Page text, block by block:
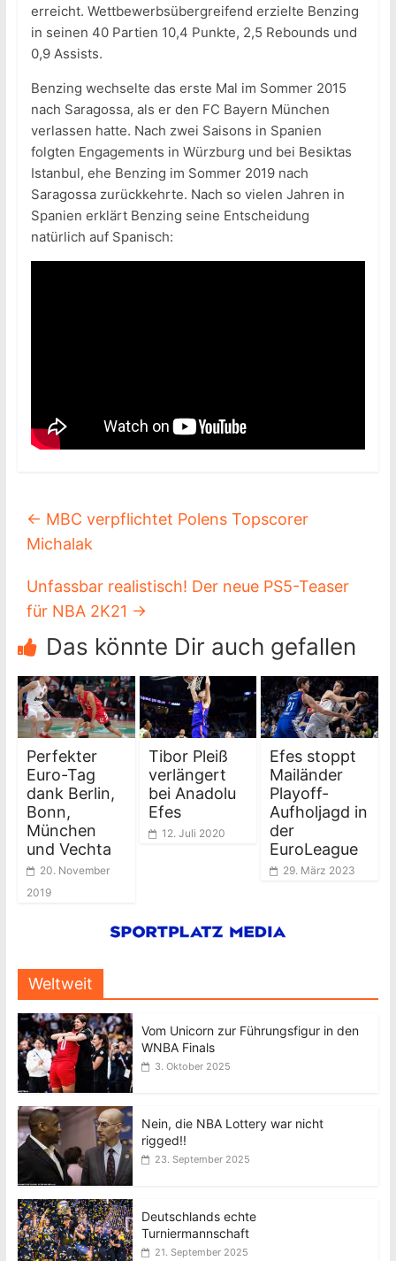
erreicht. Wettbewerbsübergreifend erzielte Benzing
in seinen 40 Partien 10,4 Punkte, 2,5 Rebounds und
0,9 Assists.
Benzing wechselte das erste Mal im Sommer 2015
nach Saragossa, als er den FC Bayern München
verlassen hatte. Nach zwei Saisons in Spanien
folgten Engagements in Würzburg und bei Besiktas
Istanbul, ehe Benzing im Sommer 2019 nach
Saragossa zurückkehrte. Nach so vielen Jahren in
Spanien erklärt Benzing seine Entscheidung
natürlich auf Spanisch:
← MBC verpflichtet Polens Topscorer
Michalak
Unfassbar realistisch! Der neue PS5-Teaser
für NBA 2K21 →
Das könnte Dir auch gefallen
Perfekter
Euro-Tag
dank Berlin,
Bonn,
München
und Vechta
20. November
2019
Tibor Pleiß
verlängert
bei Anadolu
Efes
12. Juli 2020
Efes stoppt
Mailänder
Playoff-
Aufholjagd in
der
EuroLeague
29. März 2023
Weltweit
Vom Unicorn zur Führungsfigur in den
WNBA Finals
3. Oktober 2025
Nein, die NBA Lottery war nicht
rigged!!
23. September 2025
Deutschlands echte
Turniermannschaft
21. September 2025